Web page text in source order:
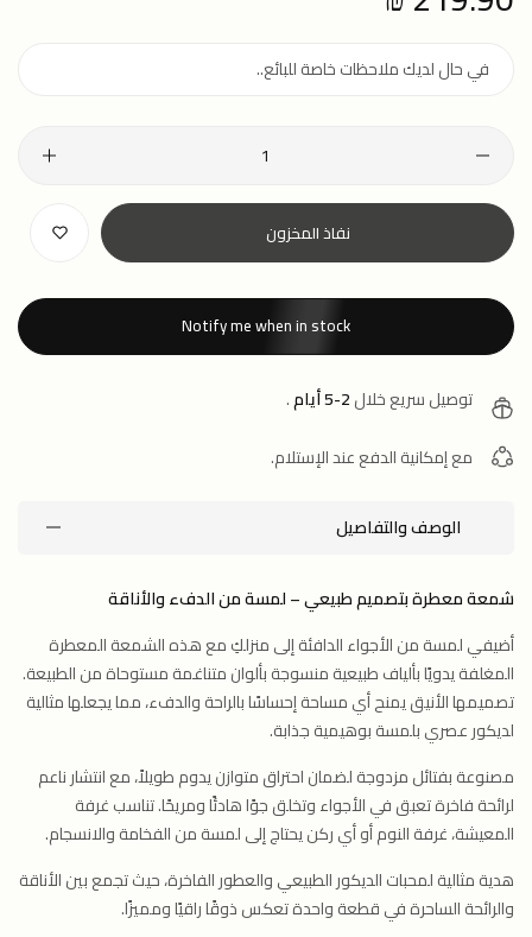
نفاذ المخزون
Notify me when in stock
توصيل سريع خلال2-5 أيام
.
مع إمكانية الدفع عند الإستلام.
الوصف والتفاصيل
شمعة معطرة بتصميم طبيعي – لمسة من الدفء والأناقة
أضيفي لمسة من الأجواء الدافئة إلى منزلكِ مع هذه الشمعة المعطرة
المغلفة يدويًا بألياف طبيعية منسوجة بألوان متناغمة مستوحاة من الطبيعة.
تصميمها الأنيق يمنح أي مساحة إحساسًا بالراحة والدفء، مما يجعلها مثالية
لديكور عصري بلمسة بوهيمية جذابة.
مصنوعة بفتائل مزدوجة لضمان احتراق متوازن يدوم طويلاً، مع انتشار ناعم
لرائحة فاخرة تعبق في الأجواء وتخلق جوًا هادئًا ومريحًا. تناسب غرفة
المعيشة، غرفة النوم أو أي ركن يحتاج إلى لمسة من الفخامة والانسجام.
هدية مثالية لمحبات الديكور الطبيعي والعطور الفاخرة، حيث تجمع بين الأناقة
والرائحة الساحرة في قطعة واحدة تعكس ذوقًا راقيًا ومميزًا.